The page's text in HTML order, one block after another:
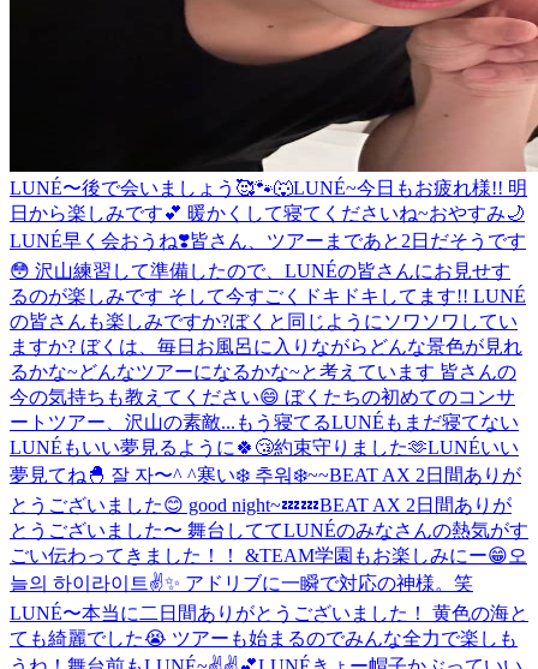
LUNÉ〜後で会いましょう🥰🐾🐺LUNÉ~今日もお疲れ様!! 明
日から楽しみです💕 暖かくして寝てくださいね~おやすみ🌙
LUNÉ早く会おうね❣️皆さん、ツアーまであと2日だそうです
😳 沢山練習して準備したので、LUNÉの皆さんにお見せす
るのが楽しみです そして今すごくドキドキしてます!! LUNÉ
の皆さんも楽しみですか?ぼくと同じようにソワソワしてい
ますか? ぼくは、毎日お風呂に入りながらどんな景色が見れ
るかな~どんなツアーになるかな~と考えています 皆さんの
今の気持ちも教えてください😄 ぼくたちの初めてのコンサ
ートツアー、沢山の素敵... もう寝てるLUNÉもまだ寝てない
LUNÉもいい夢見るように🍀😴約束守りました🫶LUNÉいい
夢見てね🐣 잘 자〜^ ^寒い❄️ 추워❄️~~BEAT AX 2日間ありが
とうございました😊 good night~💤💤BEAT AX 2日間ありが
とうございました〜 舞台しててLUNÉのみなさんの熱気がす
ごい伝わってきました！！ &TEAM学園もお楽しみにー😁오
늘의 하이라이트✌️✨ アドリブに一瞬で対応の神様。笑
LUNÉ〜本当に二日間ありがとうございました！ 黄色の海と
ても綺麗でした😭 ツアーも始まるのでみんな全力で楽しも